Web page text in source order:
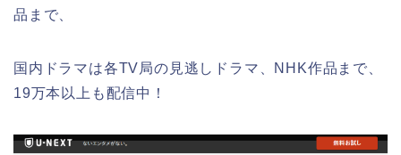
品まで、
国内ドラマは各TV局の見逃しドラマ、NHK作品まで、
19万本以上も配信中！